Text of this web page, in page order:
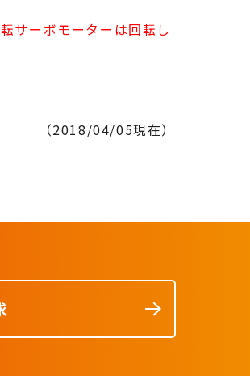
サーボモーターは回転し
（2018/04/05現在）